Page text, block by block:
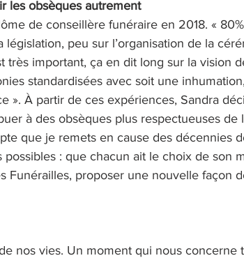
les obsèques autrement
de conseillère funéraire en 2018. «
législation, peu sur l’organisation de la
très important, ça en dit long sur la vision
standardisées avec soit une
». À partir de ces expériences, Sandra
à des obsèques plus respectueuses de
que je remets en cause des décennies
: que chacun ait le choix de son
Funérailles, proposer une nouvelle façon
nos vies. Un moment qui nous concerne